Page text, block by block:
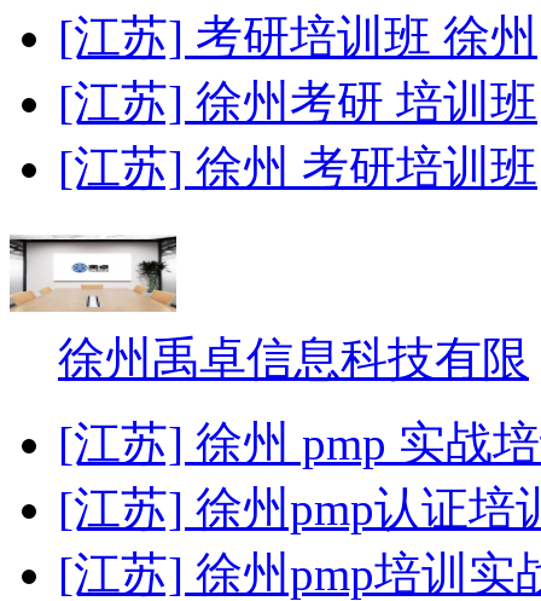
[江苏] 考研培训班 徐州
[江苏] 徐州考研 培训班
[江苏] 徐州 考研培训班
徐州禹卓信息科技有限
[江苏] 徐州 pmp 实战
[江苏] 徐州pmp认证培
[江苏] 徐州pmp培训实